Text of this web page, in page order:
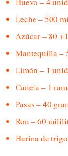
Huevo – 4
Leche – 500
Azúcar – 80
Mantequilla –
Limón – 1
Canela – 1
Pasas – 40
Ron – 60
Harina de